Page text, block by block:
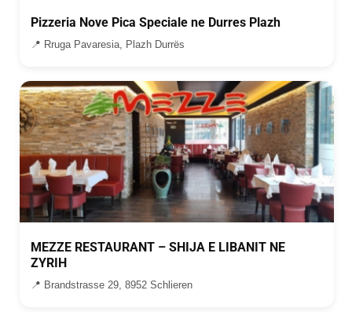
Pizzeria Nove Pica Speciale ne Durres Plazh
📍 Rruga Pavaresia, Plazh Durrës
MEZZE RESTAURANT – SHIJA E LIBANIT NE
ZYRIH
📍 Brandstrasse 29, 8952 Schlieren